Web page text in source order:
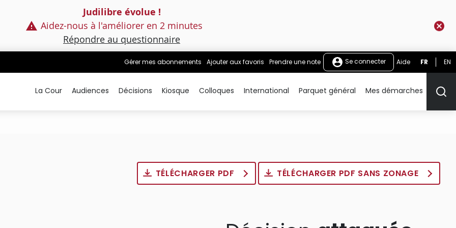
Judilibre évolue !
Aidez-nous à l'améliorer en 2 minutes
Répondre au questionnaire
Gérer mes abonnements Ajouter aux favoris Prendre une note Se connecter Aide FR EN
La Cour Audiences Décisions Kiosque Colloques International Parquet général Mes démarches
TÉLÉCHARGER PDF TÉLÉCHARGER PDF SANS ZONAGE